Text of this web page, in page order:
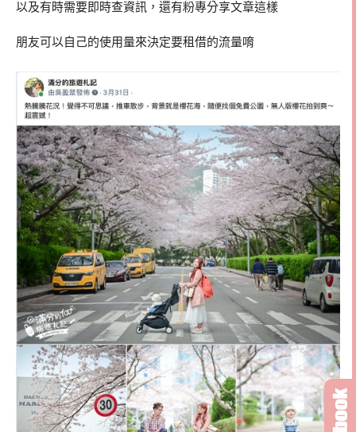
以及有時需要即時查資訊，還有粉專分享文章這樣
朋友可以自己的使用量來決定要租借的流量唷